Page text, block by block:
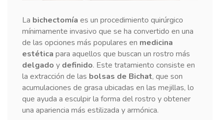
La bichectomía es un procedimiento quirúrgico
mínimamente invasivo que se ha convertido en una
de las opciones más populares en medicina
estética para aquellos que buscan un rostro más
delgado y definido. Este tratamiento consiste en
la extracción de las bolsas de Bichat, que son
acumulaciones de grasa ubicadas en las mejillas, lo
que ayuda a esculpir la forma del rostro y obtener
una apariencia más estilizada y armónica.